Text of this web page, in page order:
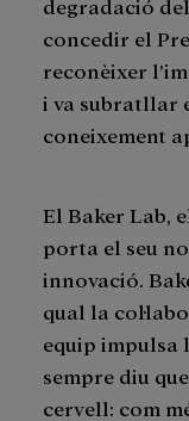
concedir el
reconèixer
i va subratllar
coneixement
El Baker Lab,
porta el seu
innovació.
qual la
equip impulsa
sempre diu
cervell: com